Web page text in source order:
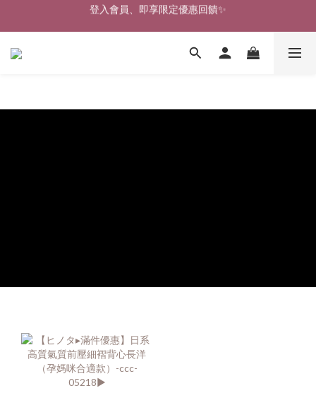
🎉新北淡水實體門市🤗歡迎蒞臨試穿🎉
🎉新北淡水實體門市🤗歡迎蒞臨試穿🎉